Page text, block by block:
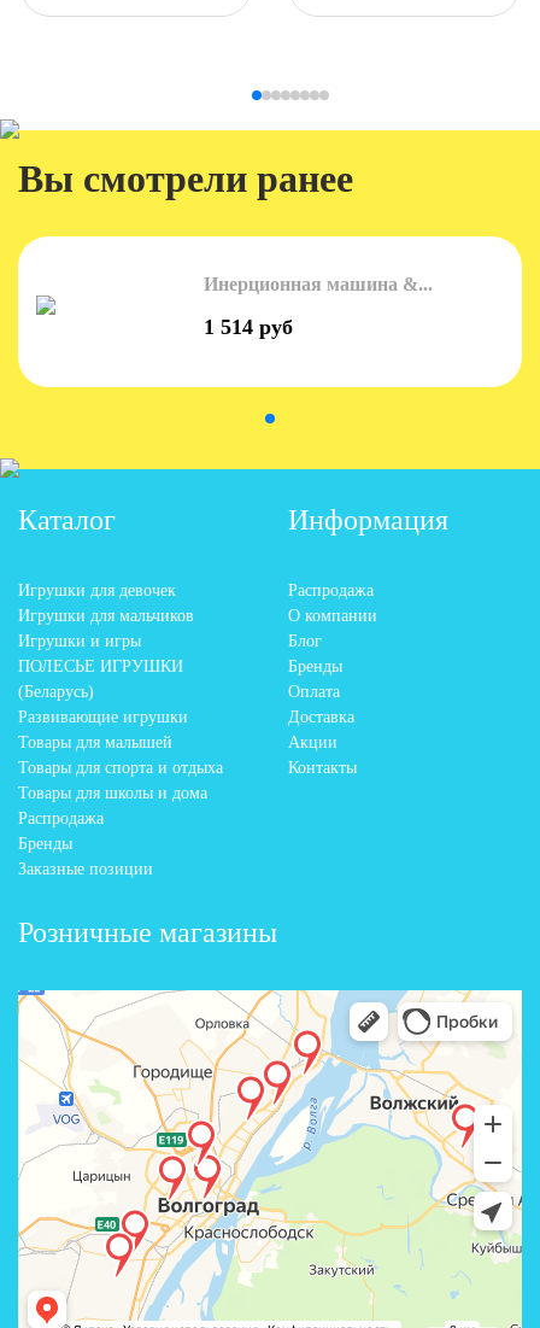
Вы смотрели ранее
Инерционная машина &...
1 514 руб
Каталог
Игрушки для девочек
Игрушки для мальчиков
Игрушки и игры
ПОЛЕСЬЕ ИГРУШКИ
(Беларусь)
Развивающие игрушки
Товары для малышей
Товары для спорта и отдыха
Товары для школы и дома
Распродажа
Бренды
Заказные позиции
Информация
Распродажа
О компании
Блог
Бренды
Оплата
Доставка
Акции
Контакты
Розничные магазины